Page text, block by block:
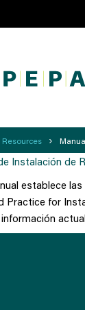
Resources ›
Instalación de
establece
Practice for